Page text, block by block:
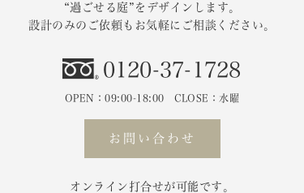
“過ごせる庭”をデザインします。
設計のみのご依頼もお気軽にご相談ください。
0120-37-1728
OPEN：09:00-18:00 CLOSE：水曜
お問い合わせ
オンライン打合せが可能です。